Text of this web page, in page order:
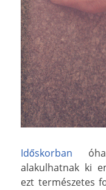
Időskorban
alakulhatnak ki
ezt természetes